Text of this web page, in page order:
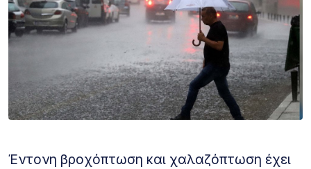
Έντονη βροχόπτωση και χαλαζόπτωση έχει